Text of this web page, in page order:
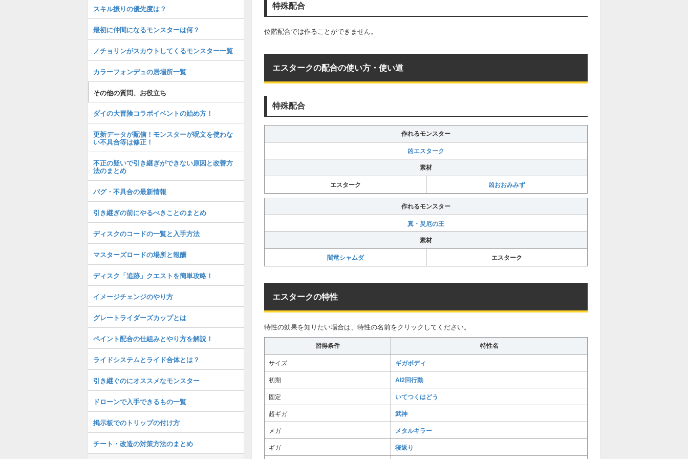
特殊配合
位階配合では作ることができません。
エスタークの配合の使い方・使い道
特殊配合
作れるモンスター
凶エスターク
素材
エスターク
凶おおみみず
作れるモンスター
真・災厄の王
素材
闇竜シャムダ エスターク
エスタークの特性
特性の効果を知りたい場合は、特性の名前をクリックしてください。
習得条件 特性名
サイズ ギガボディ
初期 AI2回行動
固定 いてつくはどう
超ギガ 武神
メガ メタルキラー
ギガ 寝返り
スキル振りの優先度は？
最初に仲間になるモンスターは何？
ノチョリンがスカウトしてくるモンスター一覧
カラーフォンデュの居場所一覧
その他の質問、お役立ち
ダイの大冒険コラボイベントの始め方！
更新データが配信！モンスターが呪文を使わな
い不具合等は修正！
不正の疑いで引き継ぎができない原因と改善方
法のまとめ
バグ・不具合の最新情報
引き継ぎの前にやるべきことのまとめ
ディスクのコードの一覧と入手方法
マスターズロードの場所と報酬
ディスク「追跡」クエストを簡単攻略！
イメージチェンジのやり方
グレートライダーズカップとは
ペイント配合の仕組みとやり方を解説！
ライドシステムとライド合体とは？
引き継ぐのにオススメなモンスター
ドローンで入手できるもの一覧
掲示板でのトリップの付け方
チート・改造の対策方法のまとめ